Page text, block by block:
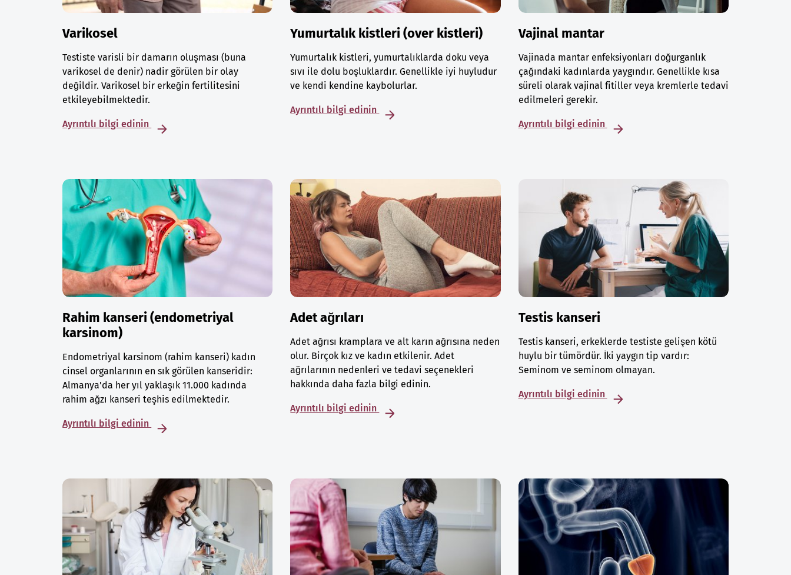
Varikosel
Testiste varisli bir damarın oluşması (buna
varikosel de denir) nadir görülen bir olay
değildir. Varikosel bir erkeğin fertilitesini
etkileyebilmektedir.
Ayrıntılı bilgi edinin
Yumurtalık kistleri (over kistleri)
Yumurtalık kistleri, yumurtalıklarda doku veya
sıvı ile dolu boşluklardır. Genellikle iyi huyludur
ve kendi kendine kaybolurlar.
Ayrıntılı bilgi edinin
Vajinal mantar
Vajinada mantar enfeksiyonları doğurganlık
çağındaki kadınlarda yaygındır. Genellikle kısa
süreli olarak vajinal fitiller veya kremlerle tedavi
edilmeleri gerekir.
Ayrıntılı bilgi edinin
Rahim kanseri (endometriyal
karsinom)
Endometriyal karsinom (rahim kanseri) kadın
cinsel organlarının en sık görülen kanseridir:
Almanya'da her yıl yaklaşık 11.000 kadında
rahim ağzı kanseri teşhis edilmektedir.
Ayrıntılı bilgi edinin
Adet ağrıları
Adet ağrısı kramplara ve alt karın ağrısına neden
olur. Birçok kız ve kadın etkilenir. Adet
ağrılarının nedenleri ve tedavi seçenekleri
hakkında daha fazla bilgi edinin.
Ayrıntılı bilgi edinin
Testis kanseri
Testis kanseri, erkeklerde testiste gelişen kötü
huylu bir tümördür. İki yaygın tip vardır:
Seminom ve seminom olmayan.
Ayrıntılı bilgi edinin